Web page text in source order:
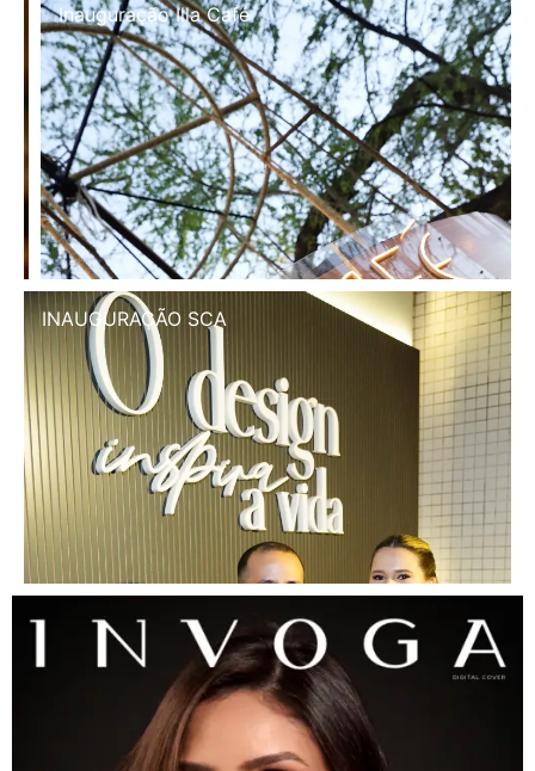
Inauguração Illa Café
INAUGURAÇÃO SCA